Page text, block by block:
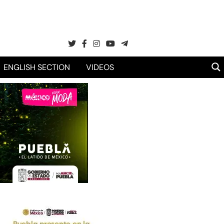
ENGLISH SECTION VIDEOS